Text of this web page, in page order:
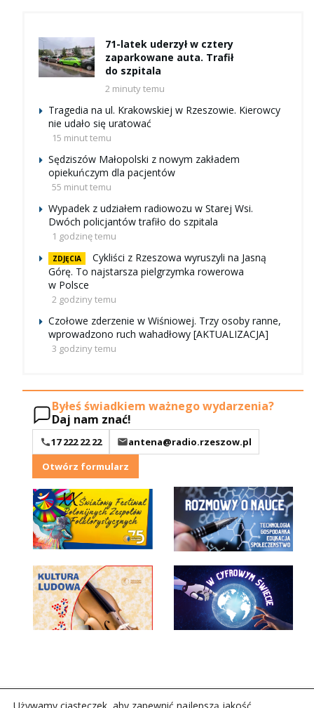
71-latek uderzył w cztery
zaparkowane auta. Trafił
do szpitala
2 minuty temu
Tragedia na ul. Krakowskiej w Rzeszowie. Kierowcy
nie udało się uratować
15 minut temu
Sędziszów Małopolski z nowym zakładem
opiekuńczym dla pacjentów
55 minut temu
Wypadek z udziałem radiowozu w Starej Wsi.
Dwóch policjantów trafiło do szpitala
1 godzinę temu
ZDJĘCIA
Cykliści z Rzeszowa wyruszyli na Jasną
Górę. To najstarsza pielgrzymka rowerowa
w Polsce
2 godziny temu
Czołowe zderzenie w Wiśniowej. Trzy osoby ranne,
wprowadzono ruch wahadłowy [AKTUALIZACJA]
3 godziny temu
Byłeś świadkiem ważnego wydarzenia?
Daj nam znać!
17 222 22 22
antena@radio.rzeszow.pl
Otwórz formularz